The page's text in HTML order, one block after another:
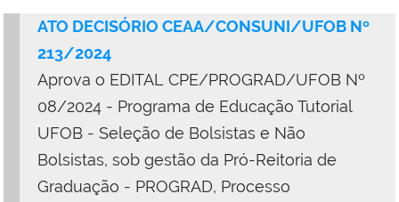
ATO DECISÓRIO CEAA/CONSUNI/UFOB Nº
213/2024
Aprova o EDITAL CPE/PROGRAD/UFOB Nº
08/2024 - Programa de Educação Tutorial
UFOB - Seleção de Bolsistas e Não
Bolsistas, sob gestão da Pró-Reitoria de
Graduação - PROGRAD, Processo